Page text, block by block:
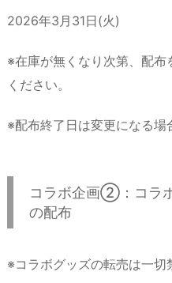
2026年3月31日(火)
※在庫が無くなり次第、配
ください。
※配布終了日は変更になる場
コラボ企画②：コラ
の配布
※コラボグッズの転売は一切